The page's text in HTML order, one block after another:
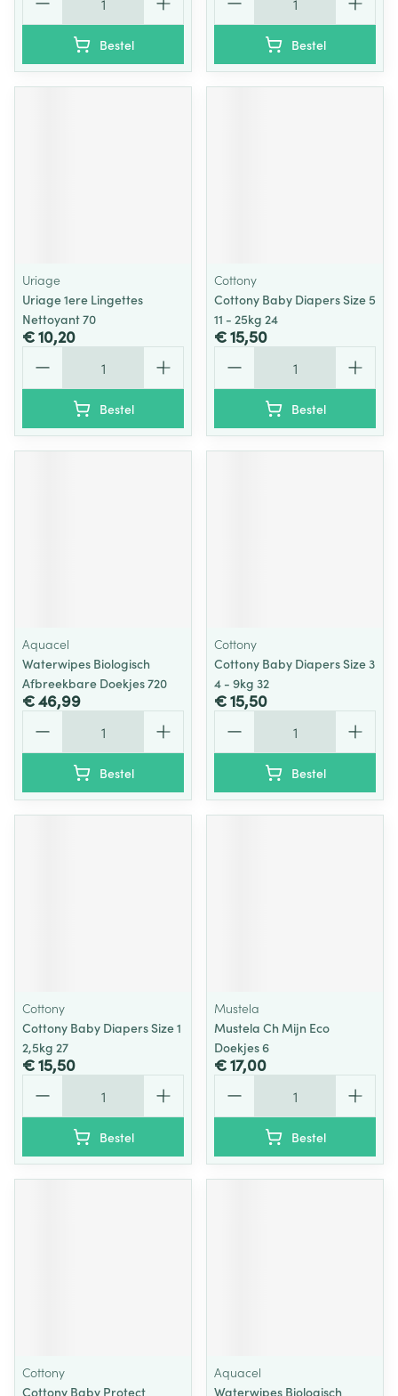
Bestel Bestel
Uriage
Uriage 1ere Lingettes
Nettoyant 70
€ 10,20
Bestel
Cottony
Cottony Baby Diapers Size 5
11 - 25kg 24
€ 15,50
Bestel
Aquacel
Waterwipes Biologisch
Afbreekbare Doekjes 720
€ 46,99
Bestel
Cottony
Cottony Baby Diapers Size 3
4 - 9kg 32
€ 15,50
Bestel
Cottony
Cottony Baby Diapers Size 1
2,5kg 27
€ 15,50
Bestel
Mustela
Mustela Ch Mijn Eco
Doekjes 6
€ 17,00
Bestel
Cottony
Cottony Baby Protect
Aquacel
Waterwipes Biologisch